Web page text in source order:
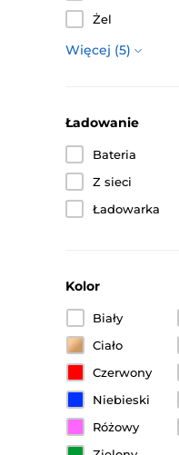
Żel
Więcej (5)
Ładowanie
Bateria
Z sieci
Ładowarka
Kolor
Biały
Ciało
Czerwony
Niebieski
Różowy